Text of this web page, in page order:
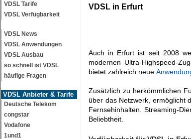
VDSL Tarife
VDSL Verfügbarkeit
VDSL News
VDSL Anwendungen
VDSL Ausbau
so schnell ist VDSL
häufige Fragen
VDSL Anbieter & Tarife
Deutsche Telekom
congstar
Vodafone
1und1
VDSL in Erfurt
Auch in Erfurt ist seit 2008
modernen Ultra-Highspeed-
bietet zahlreich neue
Zusätzlich zu herkömmlichen
über das Netzwerk, ermöglicht
Fernsehinhalten. Streaming-
Beliebtheit.